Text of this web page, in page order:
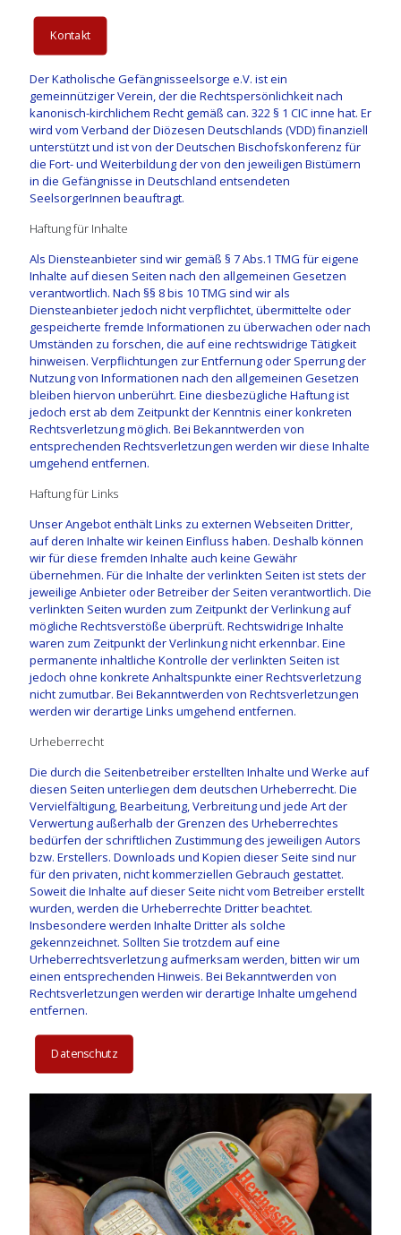
Kontakt
Der Katholische Gefängnisseelsorge e.V. ist ein
gemeinnütziger Verein, der die Rechtspersönlichkeit nach
kanonisch-kirchlichem Recht gemäß can. 322 § 1 CIC inne hat. Er
wird vom Verband der Diözesen Deutschlands (VDD) finanziell
unterstützt und ist von der Deutschen Bischofskonferenz für
die Fort- und Weiterbildung der von den jeweiligen Bistümern
in die Gefängnisse in Deutschland entsendeten
SeelsorgerInnen beauftragt.
Haftung für Inhalte
Als Diensteanbieter sind wir gemäß § 7 Abs.1 TMG für eigene
Inhalte auf diesen Seiten nach den allgemeinen Gesetzen
verantwortlich. Nach §§ 8 bis 10 TMG sind wir als
Diensteanbieter jedoch nicht verpflichtet, übermittelte oder
gespeicherte fremde Informationen zu überwachen oder nach
Umständen zu forschen, die auf eine rechtswidrige Tätigkeit
hinweisen. Verpflichtungen zur Entfernung oder Sperrung der
Nutzung von Informationen nach den allgemeinen Gesetzen
bleiben hiervon unberührt. Eine diesbezügliche Haftung ist
jedoch erst ab dem Zeitpunkt der Kenntnis einer konkreten
Rechtsverletzung möglich. Bei Bekanntwerden von
entsprechenden Rechtsverletzungen werden wir diese Inhalte
umgehend entfernen.
Haftung für Links
Unser Angebot enthält Links zu externen Webseiten Dritter,
auf deren Inhalte wir keinen Einfluss haben. Deshalb können
wir für diese fremden Inhalte auch keine Gewähr
übernehmen. Für die Inhalte der verlinkten Seiten ist stets der
jeweilige Anbieter oder Betreiber der Seiten verantwortlich. Die
verlinkten Seiten wurden zum Zeitpunkt der Verlinkung auf
mögliche Rechtsverstöße überprüft. Rechtswidrige Inhalte
waren zum Zeitpunkt der Verlinkung nicht erkennbar. Eine
permanente inhaltliche Kontrolle der verlinkten Seiten ist
jedoch ohne konkrete Anhaltspunkte einer Rechtsverletzung
nicht zumutbar. Bei Bekanntwerden von Rechtsverletzungen
werden wir derartige Links umgehend entfernen.
Urheberrecht
Die durch die Seitenbetreiber erstellten Inhalte und Werke auf
diesen Seiten unterliegen dem deutschen Urheberrecht. Die
Vervielfältigung, Bearbeitung, Verbreitung und jede Art der
Verwertung außerhalb der Grenzen des Urheberrechtes
bedürfen der schriftlichen Zustimmung des jeweiligen Autors
bzw. Erstellers. Downloads und Kopien dieser Seite sind nur
für den privaten, nicht kommerziellen Gebrauch gestattet.
Soweit die Inhalte auf dieser Seite nicht vom Betreiber erstellt
wurden, werden die Urheberrechte Dritter beachtet.
Insbesondere werden Inhalte Dritter als solche
gekennzeichnet. Sollten Sie trotzdem auf eine
Urheberrechtsverletzung aufmerksam werden, bitten wir um
einen entsprechenden Hinweis. Bei Bekanntwerden von
Rechtsverletzungen werden wir derartige Inhalte umgehend
entfernen.
Datenschutz